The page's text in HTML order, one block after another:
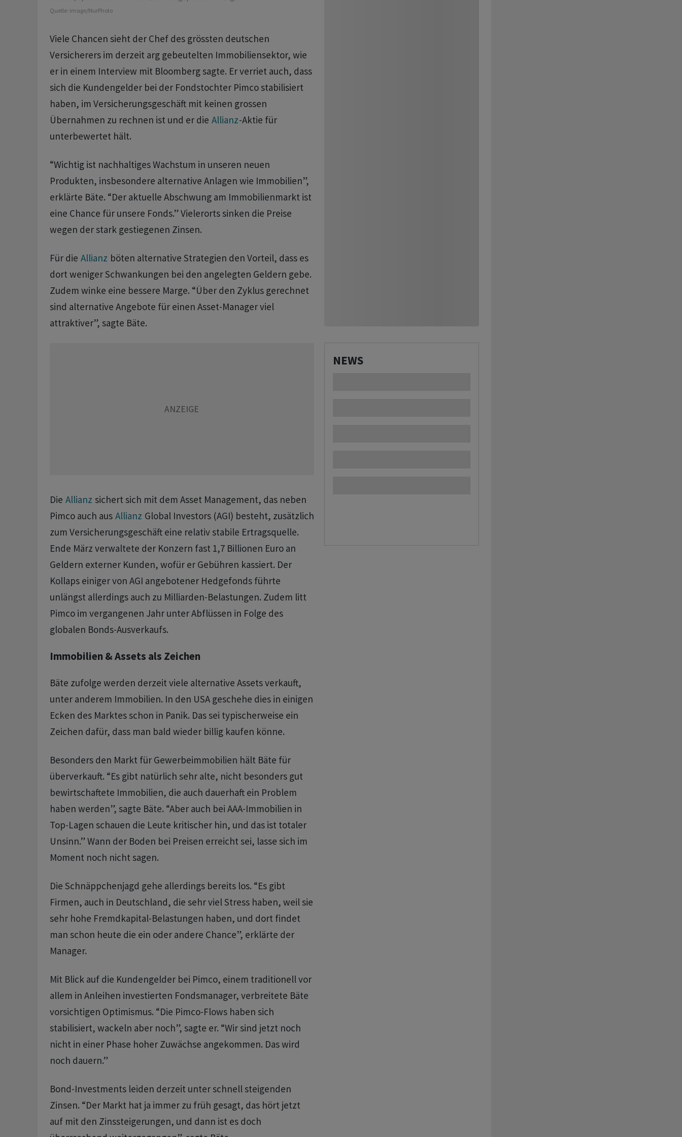
Quelle: imago/NurPhoto
Viele Chancen sieht der Chef des grössten deutschen
Versicherers im derzeit arg gebeutelten Immobiliensektor, wie
er in einem Interview mit Bloomberg sagte. Er verriet auch, dass
sich die Kundengelder bei der Fondstochter Pimco stabilisiert
haben, im Versicherungsgeschäft mit keinen grossen
Übernahmen zu rechnen ist und er die Allianz-Aktie für
unterbewertet hält.
“Wichtig ist nachhaltiges Wachstum in unseren neuen
Produkten, insbesondere alternative Anlagen wie Immobilien”,
erklärte Bäte. “Der aktuelle Abschwung am Immobilienmarkt ist
eine Chance für unsere Fonds.” Vielerorts sinken die Preise
wegen der stark gestiegenen Zinsen.
Für die Allianz böten alternative Strategien den Vorteil, dass es
dort weniger Schwankungen bei den angelegten Geldern gebe.
Zudem winke eine bessere Marge. “Über den Zyklus gerechnet
sind alternative Angebote für einen Asset-Manager viel
attraktiver”, sagte Bäte.
Die Allianz sichert sich mit dem Asset Management, das neben
Pimco auch aus Allianz Global Investors (AGI) besteht, zusätzlich
zum Versicherungsgeschäft eine relativ stabile Ertragsquelle.
Ende März verwaltete der Konzern fast 1,7 Billionen Euro an
Geldern externer Kunden, wofür er Gebühren kassiert. Der
Kollaps einiger von AGI angebotener Hedgefonds führte
unlängst allerdings auch zu Milliarden-Belastungen. Zudem litt
Pimco im vergangenen Jahr unter Abflüssen in Folge des
globalen Bonds-Ausverkaufs.
Immobilien & Assets als Zeichen
Bäte zufolge werden derzeit viele alternative Assets verkauft,
unter anderem Immobilien. In den USA geschehe dies in einigen
Ecken des Marktes schon in Panik. Das sei typischerweise ein
Zeichen dafür, dass man bald wieder billig kaufen könne.
Besonders den Markt für Gewerbeimmobilien hält Bäte für
überverkauft. “Es gibt natürlich sehr alte, nicht besonders gut
bewirtschaftete Immobilien, die auch dauerhaft ein Problem
haben werden”, sagte Bäte. “Aber auch bei AAA-Immobilien in
Top-Lagen schauen die Leute kritischer hin, und das ist totaler
Unsinn.” Wann der Boden bei Preisen erreicht sei, lasse sich im
Moment noch nicht sagen.
Die Schnäppchenjagd gehe allerdings bereits los. “Es gibt
Firmen, auch in Deutschland, die sehr viel Stress haben, weil sie
sehr hohe Fremdkapital-Belastungen haben, und dort findet
man schon heute die ein oder andere Chance”, erklärte der
Manager.
Mit Blick auf die Kundengelder bei Pimco, einem traditionell vor
allem in Anleihen investierten Fondsmanager, verbreitete Bäte
vorsichtigen Optimismus. “Die Pimco-Flows haben sich
stabilisiert, wackeln aber noch”, sagte er. “Wir sind jetzt noch
nicht in einer Phase hoher Zuwächse angekommen. Das wird
noch dauern.”
Bond-Investments leiden derzeit unter schnell steigenden
Zinsen. “Der Markt hat ja immer zu früh gesagt, das hört jetzt
auf mit den Zinssteigerungen, und dann ist es doch
NEWS